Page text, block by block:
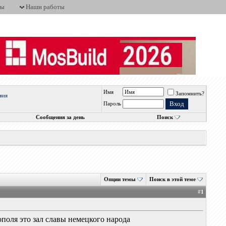
Наши работы
Имя
Запомнить?
Пароль
Сообщения за день Поиск
Опции темы Поиск в этой теме
#1
это зал славы немецкого народа